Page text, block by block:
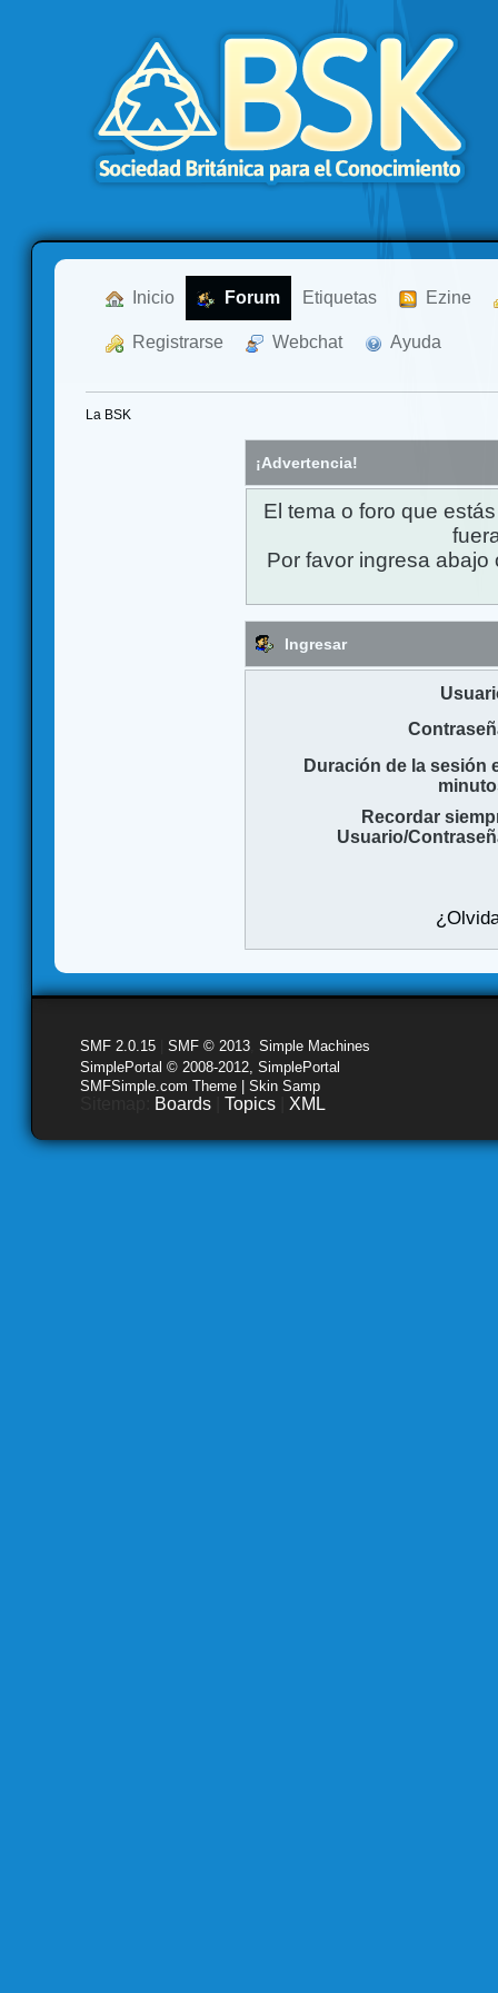
Inicio Forum Etiquetas Ezine
Registrarse Webchat Ayuda
La BSK
¡Advertencia!
El tema o foro que
Por favor ingresa
Ingresar
Duración de la sesión
Recordar
Usuario/
SMF 2.0.15 SMF © 2013 Simple Machines
SimplePortal © 2008-2012, SimplePortal
SMFSimple.com Theme | Skin Samp
Boards Topics XML